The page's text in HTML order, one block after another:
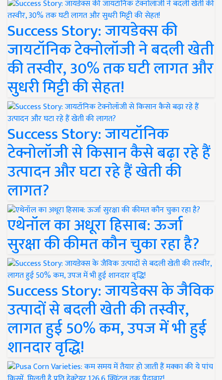
Success Story: जायडेक्स की
जायटॉनिक टेक्नोलॉजी ने बदली खेती
की तस्वीर, 30% तक घटी लागत और
सुधरी मिट्टी की सेहत!
Success Story: जायटॉनिक
टेक्नोलॉजी से किसान कैसे बढ़ा रहे हैं
उत्पादन और घटा रहे हैं खेती की
लागत?
एथेनॉल का अधूरा हिसाब: ऊर्जा
सुरक्षा की कीमत कौन चुका रहा है?
Success Story: जायडेक्स के जैविक
उत्पादों से बदली खेती की तस्वीर,
लागत हुई 50% कम, उपज में भी हुई
शानदार वृद्धि!